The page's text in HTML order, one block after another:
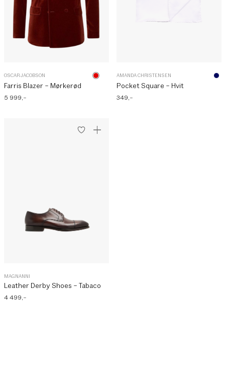
OSCAR JACOBSON
Farris Blazer – Mørkerød
5 999 ,–
AMANDA CHRISTENSEN
Pocket Square – Hvit
349 ,–
MAGNANNI
Leather Derby Shoes – Tabaco
4 499 ,–